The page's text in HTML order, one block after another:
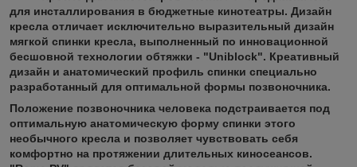
для инсталлирования в бюджетные кинотеатры. Дизайн
кресла отличает исключительно выразительный дизайн
мягкой спинки кресла, выполненный по инновационной
бесшовной технологии обтяжки - "Uniblock". Креативный
дизайн и анатомический профиль спинки специально
разработанный для оптимальной формы позвоночника.
Положение позвоночника человека подстраивается под
оптимальную анатомическую форму спинки этого
необычного кресла и позволяет чувствовать себя
комфортно на протяжении длительных киносеансов.